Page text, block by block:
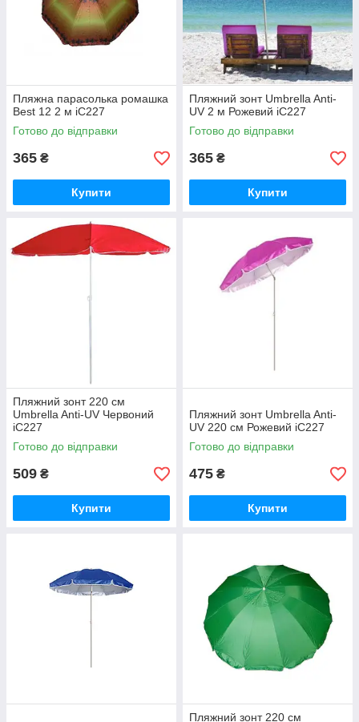
Пляжна парасолька ромашка
Best 12 2 м iC227
Готово до відправки
365 ₴
Купити
Пляжний зонт Umbrella Anti-
UV 2 м Рожевий iC227
Готово до відправки
365 ₴
Купити
Пляжний зонт 220 см
Umbrella Anti-UV Червоний
iC227
Готово до відправки
509 ₴
Купити
Пляжний зонт Umbrella Anti-
UV 220 см Рожевий iC227
Готово до відправки
475 ₴
Купити
Пляжний зонт 220 см